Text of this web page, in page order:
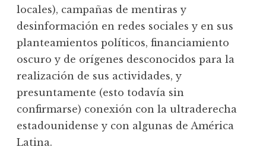
locales), campañas de mentiras y
desinformación en redes sociales y en sus
planteamientos políticos, financiamiento
oscuro y de orígenes desconocidos para la
realización de sus actividades, y
presuntamente (esto todavía sin
confirmarse) conexión con la ultraderecha
estadounidense y con algunas de América
Latina.